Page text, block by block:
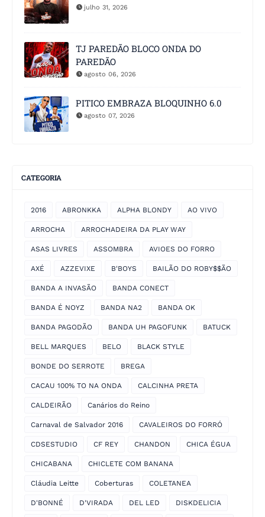
julho 31, 2026
TJ PAREDÃO BLOCO ONDA DO
PAREDÃO
agosto 06, 2026
PITICO EMBRAZA BLOQUINHO 6.0
agosto 07, 2026
CATEGORIA
2016 ABRONKKA ALPHA BLONDY AO VIVO
ARROCHA ARROCHADEIRA DA PLAY WAY
ASAS LIVRES ASSOMBRA AVIOES DO FORRO
AXÉ AZZEVIXE B'BOYS BAILÃO DO ROBY$$ÃO
BANDA A INVASÃO BANDA CONECT
BANDA É NOYZ BANDA NA2 BANDA OK
BANDA PAGODÃO BANDA UH PAGOFUNK BATUCK
BELL MARQUES BELO BLACK STYLE
BONDE DO SERROTE BREGA
CACAU 100% TO NA ONDA CALCINHA PRETA
CALDEIRÃO Canários do Reino
Carnaval de Salvador 2016 CAVALEIROS DO FORRÓ
CDSESTUDIO CF REY CHANDON CHICA ÉGUA
CHICABANA CHICLETE COM BANANA
Cláudia Leitte Coberturas COLETANEA
D'BONNÉ D'VIRADA DEL LED DISKDELICIA